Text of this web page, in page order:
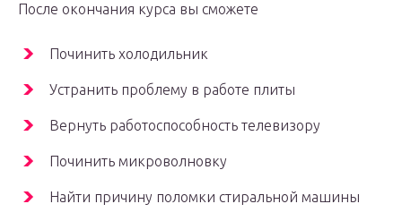
После окончания курса вы сможете
Починить холодильник
Устранить проблему в работе плиты
Вернуть работоспособность телевизору
Починить микроволновку
Найти причину поломки стиральной машины